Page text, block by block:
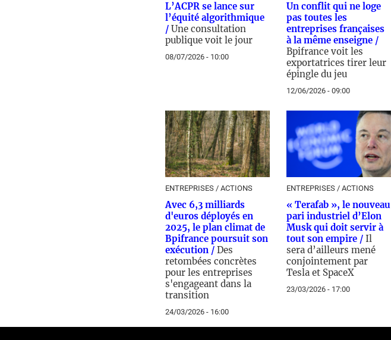
L’ACPR se lance sur
l’équité algorithmique
/ Une consultation
publique voit le jour
08/07/2026 - 10:00
Un conflit qui ne loge
pas toutes les
entreprises françaises
à la même enseigne /
Bpifrance voit les
exportatrices tirer leur
épingle du jeu
12/06/2026 - 09:00
ENTREPRISES / ACTIONS
Avec 6,3 milliards
d'euros déployés en
2025, le plan climat de
Bpifrance poursuit son
exécution / Des
retombées concrètes
pour les entreprises
s'engageant dans la
transition
24/03/2026 - 16:00
ENTREPRISES / ACTIONS
« Terafab », le nouveau
pari industriel d’Elon
Musk qui doit servir à
tout son empire / Il
sera d’ailleurs mené
conjointement par
Tesla et SpaceX
23/03/2026 - 17:00